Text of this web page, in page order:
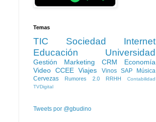
Temas
TIC Sociedad
Internet
Educación
Universidad
Gestión Marketing CRM
Economía
Video CCEE Viajes Vinos SAP
Música
Cervezas
Rumores 2.0 RRHH
Contabilidad
TVDigital
Tweets por @gbudino